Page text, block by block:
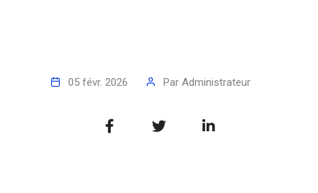
05 févr. 2026 Par Administrateur